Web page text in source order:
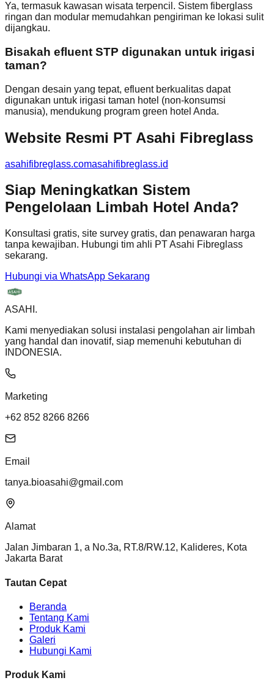
Ya, termasuk kawasan wisata terpencil. Sistem fiberglass
ringan dan modular memudahkan pengiriman ke lokasi sulit
dijangkau.
Bisakah efluent STP digunakan untuk irigasi
taman?
Dengan desain yang tepat, efluent berkualitas dapat
digunakan untuk irigasi taman hotel (non-konsumsi
manusia), mendukung program green hotel Anda.
Website Resmi PT Asahi Fibreglass
asahifibreglass.comasahifibreglass.id
Siap Meningkatkan Sistem
Pengelolaan Limbah Hotel Anda?
Konsultasi gratis, site survey gratis, dan penawaran harga
tanpa kewajiban. Hubungi tim ahli PT Asahi Fibreglass
sekarang.
Hubungi via WhatsApp Sekarang
ASAHI .
Kami menyediakan solusi instalasi pengolahan air limbah
yang handal dan inovatif, siap memenuhi kebutuhan di
INDONESIA.
Marketing
+62 852 8266 8266
Email
tanya.bioasahi@gmail.com
Alamat
Jalan Jimbaran 1, a No.3a, RT.8/RW.12, Kalideres, Kota
Jakarta Barat
Tautan Cepat
Beranda
Tentang Kami
Produk Kami
Galeri
Hubungi Kami
Produk Kami